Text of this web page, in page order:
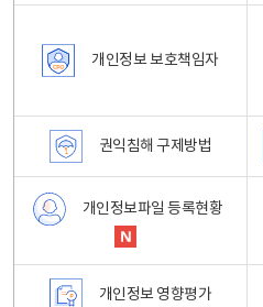
개인정보 보호책임자
권익침해 구제방법
개인정보파일 등록현황
개인정보 영향평가